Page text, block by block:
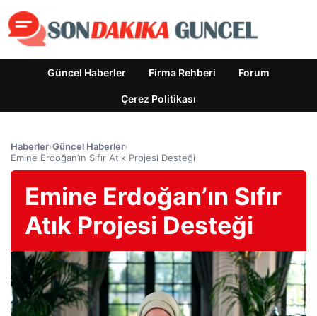
Güncel Haberler Firma Rehberi Forum
Çerez Politikası
Haberler›Güncel Haberler›
Emine Erdoğan’ın Sıfır Atık Projesi Desteği
Emine Erdoğan’ın Sıfır
Atık Projesi Desteği